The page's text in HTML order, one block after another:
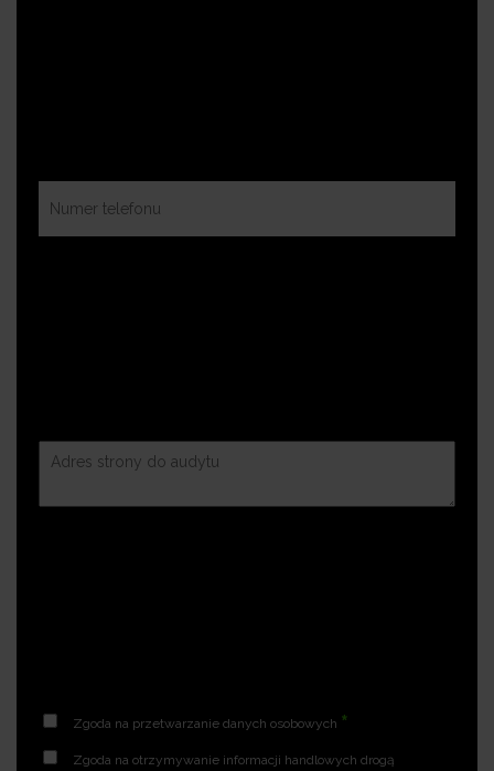
Zgoda na przetwarzanie danych osobowych *
Zgoda na otrzymywanie informacji handlowych drogą